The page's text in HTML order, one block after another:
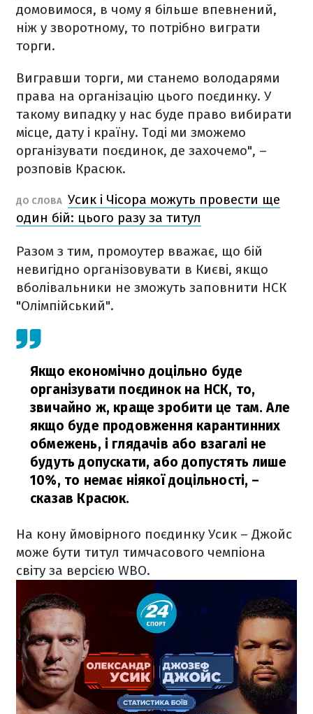
домовимося, в чому я більше впевнений,
ніж у зворотному, то потрібно виграти
торги.
Вигравши торги, ми станемо володарями
права на організацію цього поєдинку. У
такому випадку у нас буде право вибирати
місце, дату і країну. Тоді ми зможемо
організувати поєдинок, де захочемо", –
розповів Красюк.
ДО СЛОВА Усик і Чісора можуть провести ще
один бій: цього разу за титул
Разом з тим, промоутер вважає, що бій
невигідно організовувати в Києві, якщо
вболівальники не зможуть заповнити НСК
"Олімпійський".
Якщо економічно доцільно буде
організувати поєдинок на НСК, то,
звичайно ж, краще зробити це там. Але
якщо буде продовження карантинних
обмежень, і глядачів або взагалі не
будуть допускати, або допустять лише
10%, то немає ніякої доцільності, –
сказав Красюк.
На кону ймовірного поєдинку Усик – Джойс
може бути титул тимчасового чемпіона
світу за версією WBO.